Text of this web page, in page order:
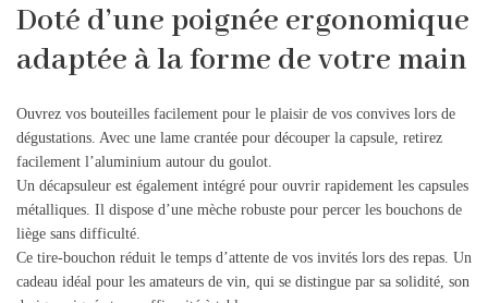
Doté d’une poignée ergonomique
adaptée à la forme de votre main
Ouvrez vos bouteilles facilement pour le plaisir de vos convives lors de
dégustations. Avec une lame crantée pour découper la capsule, retirez
facilement l’aluminium autour du goulot.
Un décapsuleur est également intégré pour ouvrir rapidement les capsules
métalliques. Il dispose d’une mèche robuste pour percer les bouchons de
liège sans difficulté.
Ce tire-bouchon réduit le temps d’attente de vos invités lors des repas. Un
cadeau idéal pour les amateurs de vin, qui se distingue par sa solidité, son